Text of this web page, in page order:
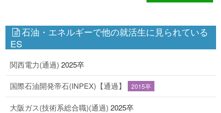
石油・エネルギーで他の就活生に見られている
ES
関西電力(通過) 2025卒
国際石油開発帝石(INPEX)【通過】 2015卒
大阪ガス(技術系総合職)(通過) 2025卒